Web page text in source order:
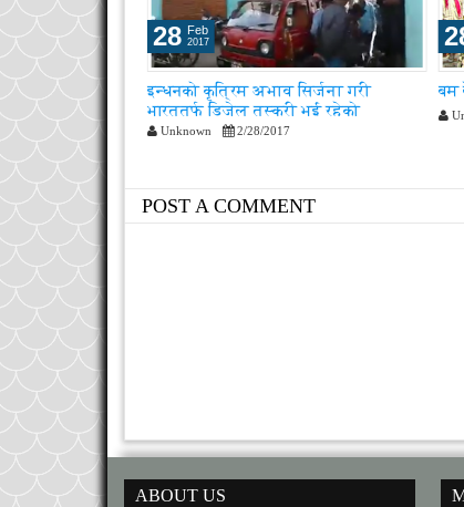
28 Feb
2017
बम देखिएसँगै राजविराजवासिन्दा त्रसित
Unknown 2/28/2017
POST A COMMENT
ABOUT US